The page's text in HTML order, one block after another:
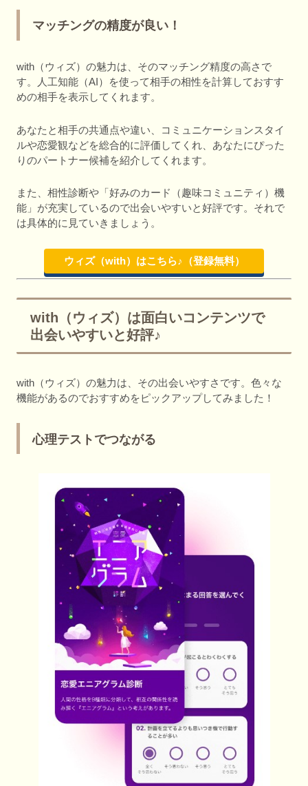
マッチングの精度が良い！
with（ウィズ）の魅力は、そのマッチング精度の高さで
す。人工知能（AI）を使って相手の相性を計算しておすす
めの相手を表示してくれます。
あなたと相手の共通点や違い、コミュニケーションスタイ
ルや恋愛観などを総合的に評価してくれ、あなたにぴった
りのパートナー候補を紹介してくれます。
また、相性診断や「好みのカード（趣味コミュニティ）機
能」が充実しているので出会いやすいと好評です。それで
は具体的に見ていきましょう。
ウィズ（with）はこちら♪（登録無料）
with（ウィズ）は面白いコンテンツで
出会いやすいと好評♪
with（ウィズ）の魅力は、その出会いやすさです。色々な
機能があるのでおすすめをピックアップしてみました！
心理テストでつながる